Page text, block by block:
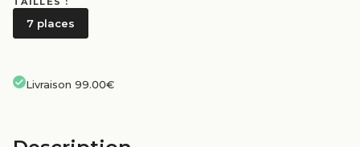
7 places
Livraison 99.00€